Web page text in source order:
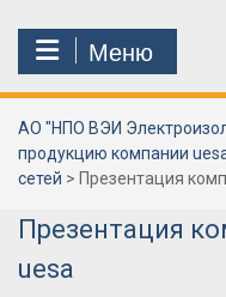
Меню
АО "НПО ВЭИ
продукцию компании
сетей > Презентация
Презентация
uesa